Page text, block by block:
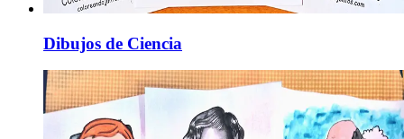
Dibujos de Ciencia